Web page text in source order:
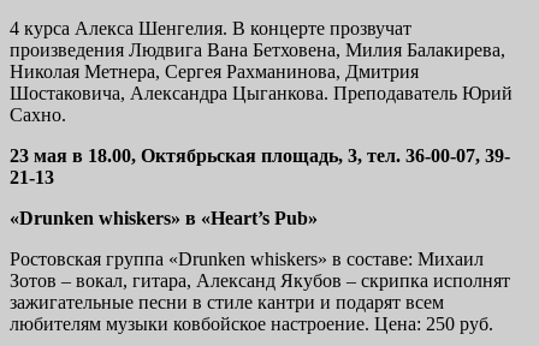
4 курса Алекса Шенгелия. В концерте прозвучат
произведения Людвига Вана Бетховена, Милия Балакирева,
Николая Метнера, Сергея Рахманинова, Дмитрия
Шостаковича, Александра Цыганкова. Преподаватель Юрий
Сахно.
23 мая в 18.00, Октябрьская площадь, 3, тел. 36-00-07, 39-
21-13
«Drunken whiskers» в «Heart’s Pub»
Ростовская группа «Drunken whiskers» в составе: Михаил
Зотов – вокал, гитара, Александ Якубов – скрипка исполнят
зажигательные песни в стиле кантри и подарят всем
любителям музыки ковбойское настроение. Цена: 250 руб.